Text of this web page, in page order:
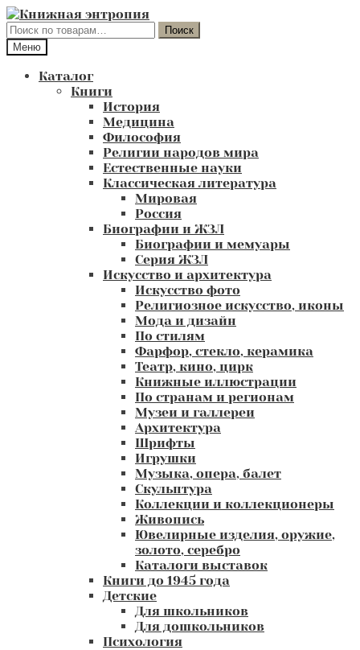
Перейти
к
навигации
Перейти
к
содержимому
Искать:
Поиск
Меню
Каталог
Книги
История
Медицина
Философия
Религии народов мира
Естественные науки
Классическая литература
Мировая
Россия
Биографии и ЖЗЛ
Биографии и мемуары
Серия ЖЗЛ
Искусство и архитектура
Искусство фото
Религиозное искусство, иконы
Мода и дизайн
По стилям
Фарфор, стекло, керамика
Театр, кино, цирк
Книжные иллюстрации
По странам и регионам
Музеи и галлереи
Архитектура
Шрифты
Игрушки
Музыка, опера, балет
Скульптура
Коллекции и коллекционеры
Живопись
Ювелирные изделия, оружие,
золото, серебро
Каталоги выставок
Книги до 1945 года
Детские
Для школьников
Для дошкольников
Психология